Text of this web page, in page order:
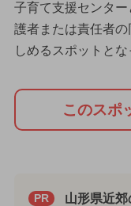
子育て支援センタ
護者または責任者
しめるスポットとな
このスポ
PR 山形県近